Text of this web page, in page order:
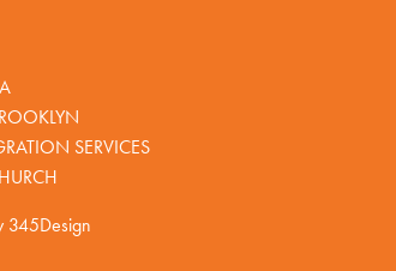
SERVICES
345Design